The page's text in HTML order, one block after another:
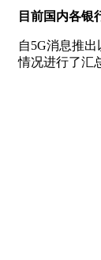
目前国内各银
自5G消息推
情况进行了汇